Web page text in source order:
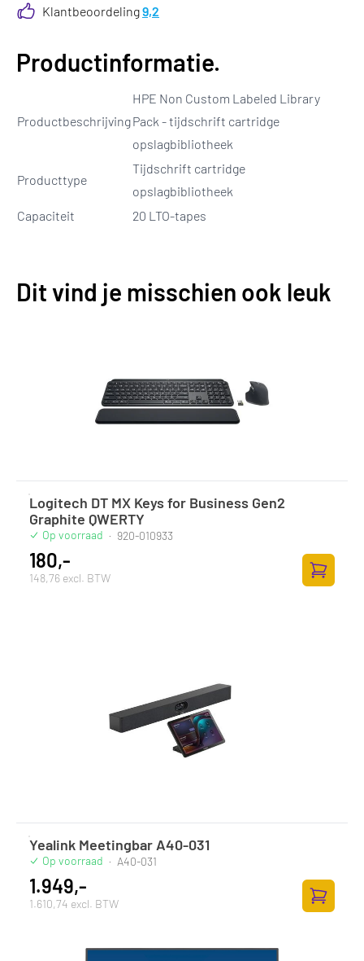
Klantbeoordeling9,2
Productinformatie.
Productbeschrijving
HPE Non Custom Labeled Library
Pack - tijdschrift cartridge
opslagbibliotheek
Producttype
Tijdschrift cartridge
opslagbibliotheek
Capaciteit
20 LTO-tapes
Dit vind je misschien ook leuk
Logitech DT MX Keys for Business Gen2
Graphite QWERTY
Op voorraad · 920-010933
180,-
148,76 excl. BTW
Yealink Meetingbar A40-031
Op voorraad · A40-031
1.949,-
1.610,74 excl. BTW